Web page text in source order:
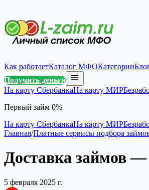
Как работаетКаталог МФОКатегории
Получить деньги
На карту СбербанкаНа карту МИР
Первый займ 0%
На карту СбербанкаНа карту МИР
Главная/Платные сервисы подбора
Доставка займов
5 февраля 2025 г.